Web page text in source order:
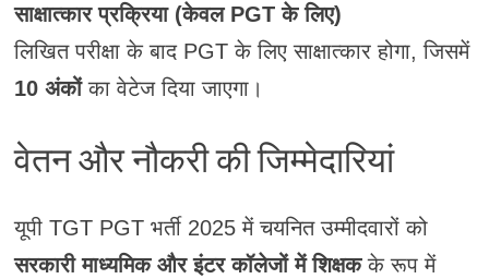
साक्षात्कार प्रक्रिया (केवल PGT के लिए)
लिखित परीक्षा के बाद PGT के लिए साक्षात्कार होगा, जिसमें
10 अंकोंका वेटेज दिया जाएगा।
वेतन और नौकरी की जिम्मेदारियां
यूपी TGT PGT भर्ती 2025 में चयनित उम्मीदवारों को
सरकारी माध्यमिक और इंटर कॉलेजों में शिक्षकके रूप में